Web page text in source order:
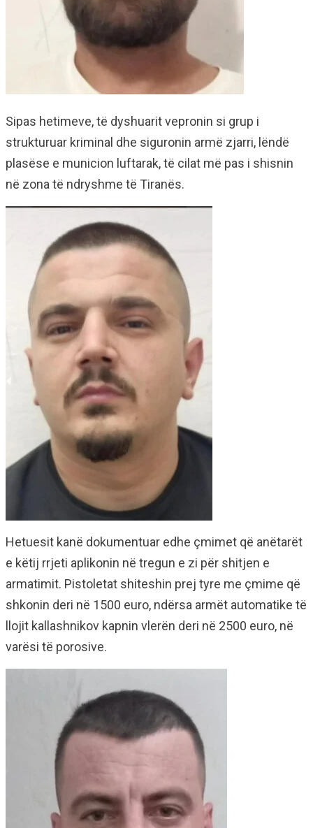
Sipas hetimeve, të dyshuarit vepronin si grup i
strukturuar kriminal dhe siguronin armë zjarri, lëndë
plasëse e municion luftarak, të cilat më pas i shisnin
në zona të ndryshme të Tiranës.
Hetuesit kanë dokumentuar edhe çmimet që anëtarët
e këtij rrjeti aplikonin në tregun e zi për shitjen e
armatimit. Pistoletat shiteshin prej tyre me çmime që
shkonin deri në 1500 euro, ndërsa armët automatike të
llojit kallashnikov kapnin vlerën deri në 2500 euro, në
varësi të porosive.